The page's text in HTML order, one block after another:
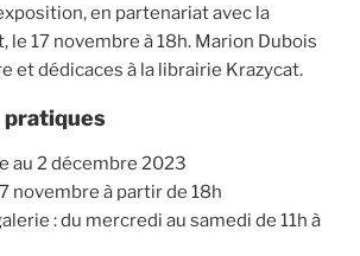
en partenariat avec la
le 17 novembre à 18h. Marion Dubois
et dédicaces à la librairie Krazycat.
au 2 décembre 2023
novembre à partir de 18h
: du mercredi au samedi de 11h à